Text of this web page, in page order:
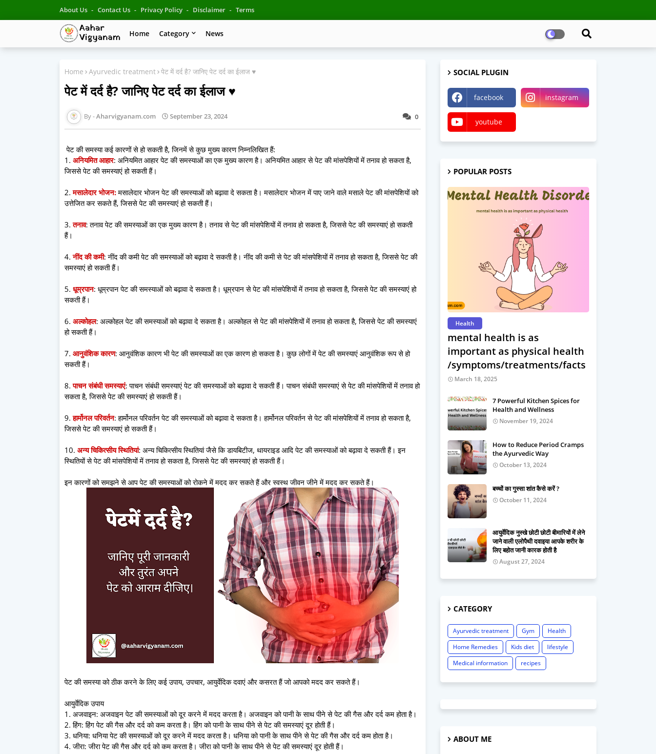
About Us Contact Us Privacy Policy Disclaimer Terms
Home Category News
Home Ayurvedic treatment पेट में दर्द है? जानिए पेट दर्द का ईलाज ♥️
पेट में दर्द है? जानिए पेट दर्द का ईलाज ♥️
0
Aharvigyanam.com September 23, 2024
पेट की समस्या कई कारणों से हो सकती है, जिनमें से कुछ मुख्य कारण निम्नलिखित हैं:
1. अनियमित आहार: अनियमित आहार पेट की समस्याओं का एक मुख्य कारण है। अनियमित आहार से पेट की मांसपेशियों में तनाव हो सकता है,
जिससे पेट की समस्याएं हो सकती हैं।
2.मसालेदार भोजन:मसालेदार भोजन पेट की समस्याओं को बढ़ावा दे सकता है। मसालेदार भोजन में पाए जाने वाले मसाले पेट की मांसपेशियों को
उत्तेजित कर सकते हैं, जिससे पेट की समस्याएं हो सकती हैं।
3.तनाव: तनाव पेट की समस्याओं का एक मुख्य कारण है। तनाव से पेट की मांसपेशियों में तनाव हो सकता है, जिससे पेट की समस्याएं हो सकती
हैं।
4.नींद की कमी: नींद की कमी पेट की समस्याओं को बढ़ावा दे सकती है। नींद की कमी से पेट की मांसपेशियों में तनाव हो सकता है, जिससे पेट की
समस्याएं हो सकती हैं।
5. धूम्रपान: धूम्रपान पेट की समस्याओं को बढ़ावा दे सकता है। धूम्रपान से पेट की मांसपेशियों में तनाव हो सकता है, जिससे पेट की समस्याएं हो
सकती हैं।
6. अल्कोहल: अल्कोहल पेट की समस्याओं को बढ़ावा दे सकता है। अल्कोहल से पेट की मांसपेशियों में तनाव हो सकता है, जिससे पेट की समस्याएं
हो सकती हैं।
7. आनुवंशिक कारण: आनुवंशिक कारण भी पेट की समस्याओं का एक कारण हो सकता है। कुछ लोगों में पेट की समस्याएं आनुवंशिक रूप से हो
सकती हैं।
8.पाचन संबंधी समस्याएं: पाचन संबंधी समस्याएं पेट की समस्याओं को बढ़ावा दे सकती हैं। पाचन संबंधी समस्याएं से पेट की मांसपेशियों में तनाव हो
सकता है, जिससे पेट की समस्याएं हो सकती हैं।
9.हार्मोनल परिवर्तन: हार्मोनल परिवर्तन पेट की समस्याओं को बढ़ावा दे सकता है। हार्मोनल परिवर्तन से पेट की मांसपेशियों में तनाव हो सकता है,
जिससे पेट की समस्याएं हो सकती हैं।
10. अन्य चिकित्सीय स्थितियां: अन्य चिकित्सीय स्थितियां जैसे कि डायबिटीज, थायराइड आदि पेट की समस्याओं को बढ़ावा दे सकती हैं। इन
स्थितियों से पेट की मांसपेशियों में तनाव हो सकता है, जिससे पेट की समस्याएं हो सकती हैं।
इन कारणों को समझने से आप पेट की समस्याओं को रोकने में मदद कर सकते हैं और स्वस्थ जीवन जीने में मदद कर सकते हैं।
पेट की समस्या को ठीक करने के लिए कई उपाय, उपचार, आयुर्वेदिक दवाएं और कसरत हैं जो आपको मदद कर सकते हैं।
आयुर्वेदिक उपाय
1. अजवाइन: अजवाइन पेट की समस्याओं को दूर करने में मदद करता है। अजवाइन को पानी के साथ पीने से पेट की गैस और दर्द कम होता है।
2. हिंग: हिंग पेट की गैस और दर्द को कम करता है। हिंग को पानी के साथ पीने से पेट की समस्याएं दूर होती हैं।
3. धनिया: धनिया पेट की समस्याओं को दूर करने में मदद करता है। धनिया को पानी के साथ पीने से पेट की गैस और दर्द कम होता है।
4. जीरा: जीरा पेट की गैस और दर्द को कम करता है। जीरा को पानी के साथ पीने से पेट की समस्याएं दूर होती हैं।
SOCIAL PLUGIN
facebook instagram
youtube
POPULAR POSTS
Health
mental health is as
important as physical health
/symptoms/treatments/facts
March 18, 2025
7 Powerful Kitchen Spices for
Health and Wellness
November 19, 2024
How to Reduce Period Cramps
the Ayurvedic Way
October 13, 2024
बच्चों का गुस्सा शांत कैसे करें ?
October 11, 2024
आयुर्वेदिक नुस्खे छोटी छोटी बीमारियों में लेने
जाने वाली एलोपैथी दवाइया आपके शरीर के
लिए बहोत जानी कारक होती है
August 27, 2024
CATEGORY
Ayurvedic treatment Gym
Health
Home Remedies
Kids diet
lifestyle
Medical information
recipes
ABOUT ME